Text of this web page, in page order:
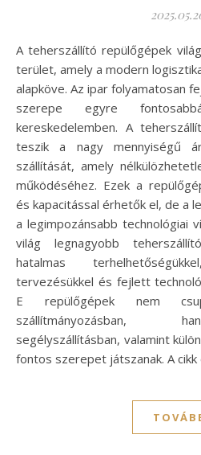
A teherszállító repülőgépek világa különleges és izgalmas
terület, amely a modern
alapköve. Az ipar folyamatosan
szerepe egyre
kereskedelemben. A
teszik a nagy mennyiségű
szállítását, amely
működéséhez. Ezek a
és kapacitással érhetők el, de a
a legimpozánsabb technológiai
világ legnagyobb
hatalmas
tervezésükkel és fejlett
E repülőgépek nem
szállítmányozásban,
segélyszállításban, valamint
fontos szerepet játszanak. A